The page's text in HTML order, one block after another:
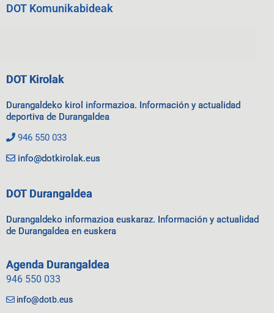
DOT Komunikabideak
DOT Kirolak
Durangaldeko kirol informazioa. Información y actualidad
deportiva de Durangaldea
946 550 033
info@dotkirolak.eus
DOT Durangaldea
Durangaldeko informazioa euskaraz. Información y actualidad
de Durangaldea en euskera
Agenda Durangaldea
946 550 033
info@dotb.eus